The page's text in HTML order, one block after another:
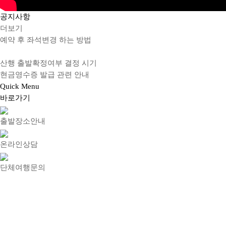
공지 사항
더보기
예약 후 좌석변경 하는 방법
산행 출발확정여부 결정 시기
현금영수증 발급 관련 안내
Quick Menu
바로가기
출발장소안내
온라인상담
단체여행문의